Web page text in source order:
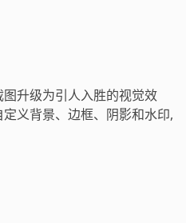
升级为引人入胜的视觉效
义背景、边框、阴影和水印,